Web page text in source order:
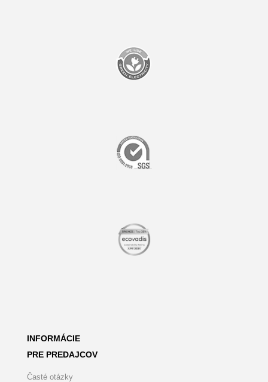
INFORMÁCIE
PRE PREDAJCOV
Časté otázky